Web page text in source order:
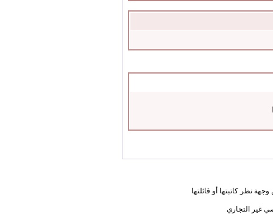
نظر كاتبتها أو قائلتها
غير التجاري